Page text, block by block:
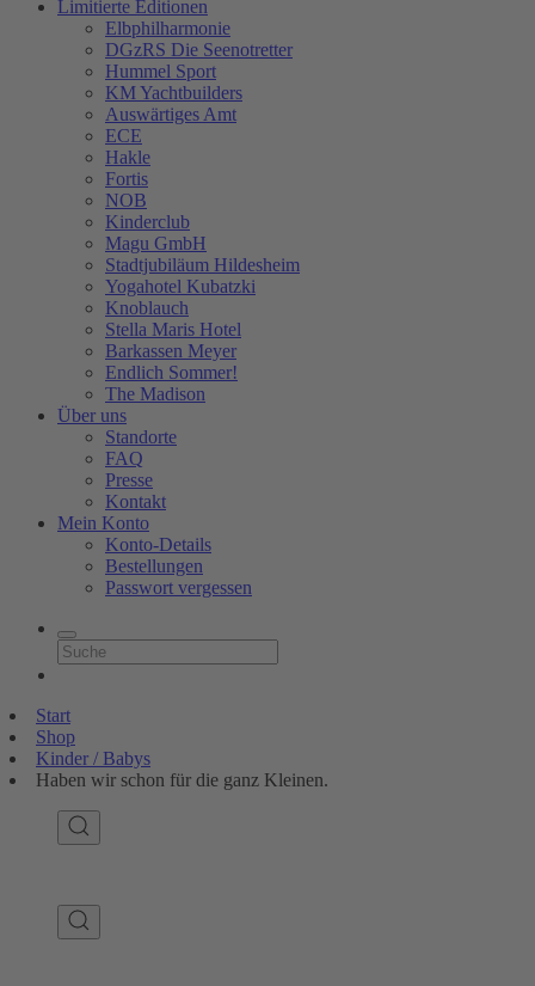
Limitierte Editionen
Elbphilharmonie
DGzRS Die Seenotretter
Hummel Sport
KM Yachtbuilders
Auswärtiges Amt
ECE
Hakle
Fortis
NOB
Kinderclub
Magu GmbH
Stadtjubiläum Hildesheim
Yogahotel Kubatzki
Knoblauch
Stella Maris Hotel
Barkassen Meyer
Endlich Sommer!
The Madison
Über uns
Standorte
FAQ
Presse
Kontakt
Mein Konto
Konto-Details
Bestellungen
Passwort vergessen
Start
Shop
Kinder / Babys
Haben wir schon für die ganz Kleinen.